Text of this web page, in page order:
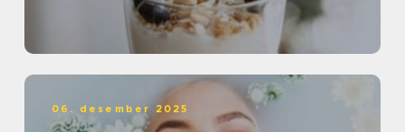
06. desember 2025